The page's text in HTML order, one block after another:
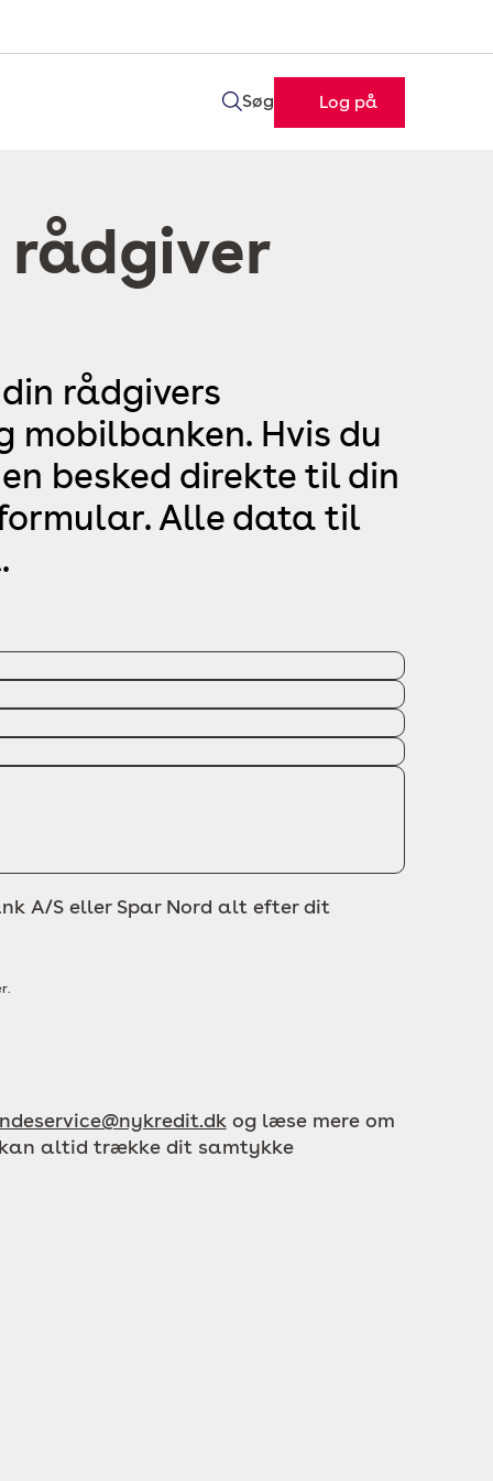
Søg Log på
rådgiver
rådgivers
Hvis du
besked direkte til din
Alle data til
A/S eller Spar Nord alt efter dit
og læse mere om
altid trække dit samtykke